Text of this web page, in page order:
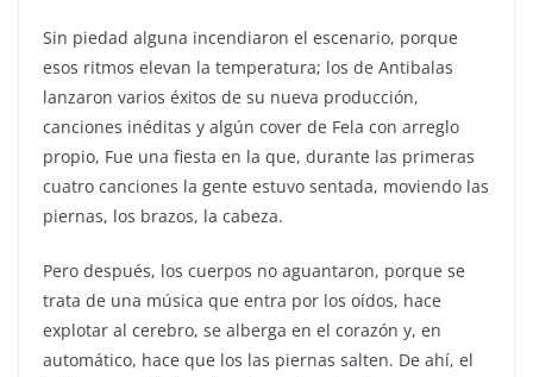
Sin piedad alguna incendiaron el escenario, porque
esos ritmos elevan la temperatura; los de Antibalas
lanzaron varios éxitos de su nueva producción,
canciones inéditas y algún cover de Fela con arreglo
propio, Fue una fiesta en la que, durante las primeras
cuatro canciones la gente estuvo sentada, moviendo las
piernas, los brazos, la cabeza.
Pero después, los cuerpos no aguantaron, porque se
trata de una música que entra por los oídos, hace
explotar al cerebro, se alberga en el corazón y, en
automático, hace que los las piernas salten. De ahí, el